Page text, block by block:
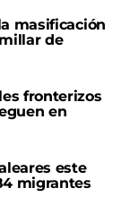
masificación
de
fronterizos
en
este
migrantes